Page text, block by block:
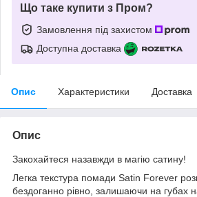
Що таке купити з Пром?
Замовлення під захистом
Доступна доставка
Опис Характеристики Доставка
Опис
Закохайтеся назавжди в магію сатину!
Легка текстура помади Satin Forever
бездоганно рівно, залишаючи на губах